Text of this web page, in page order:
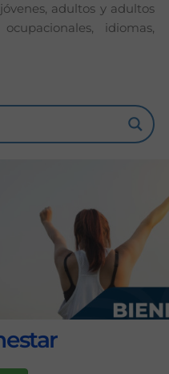
adultos y adultos
idiomas,